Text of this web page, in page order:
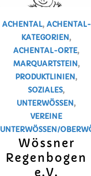
ACHENTAL, ACHENTAL-
KATEGORIEN,
ACHENTAL-ORTE,
MARQUARTSTEIN,
PRODUKTLINIEN,
SOZIALES,
UNTERWÖSSEN,
VEREINE
UNTERWÖSSEN/
Wössner
Regenbogen
e.V.